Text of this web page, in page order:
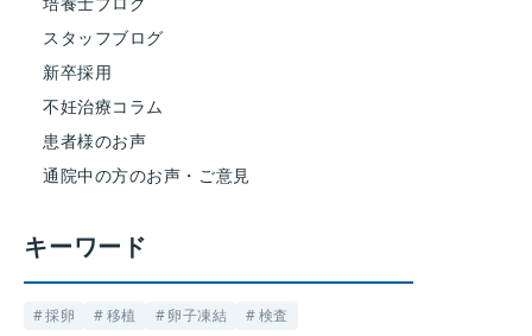
スタッフブログ
新卒採用
不妊治療コラム
患者様のお声
通院中の方のお声・ご意見
キーワード
採卵 移植 卵子凍結 検査